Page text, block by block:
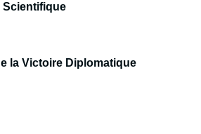
Scientifique
la Victoire Diplomatique